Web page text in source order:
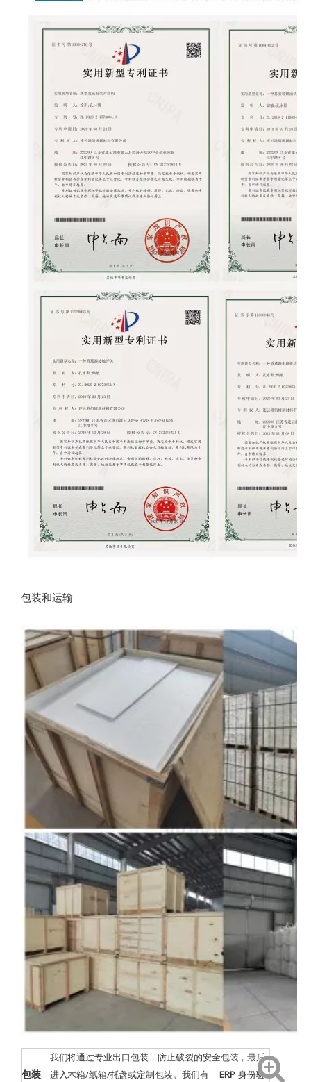
包装和运输
包装
我们将通过专业出口包装，防止破裂的安全包装，最后
进入木箱/纸箱/托盘或定制包装。我们有 ERP 身份验